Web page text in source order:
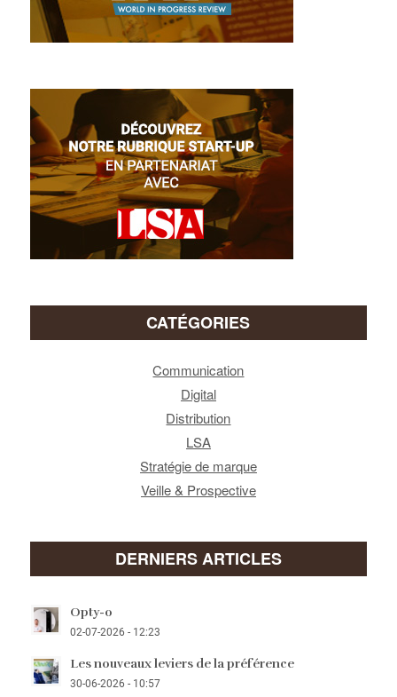
CATÉGORIES
Communication
Digital
Distribution
LSA
Stratégie de marque
Veille & Prospective
DERNIERS ARTICLES
Opty-o
02-07-2026 - 12:23
Les nouveaux leviers de la préférence
30-06-2026 - 10:57